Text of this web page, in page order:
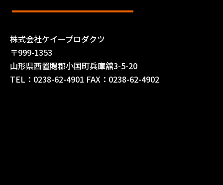
株式会社ケイープロダクツ
〒999-1353
山形県西置賜郡小国町兵庫舘3-5-20
TEL：0238-62-4901 FAX：0238-62-4902